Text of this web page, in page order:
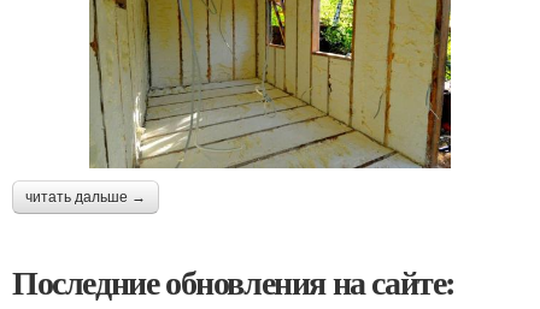
читать дальше →
Последние обновления на сайте: